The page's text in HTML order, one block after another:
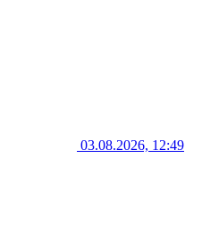
03.08.2026, 12:49